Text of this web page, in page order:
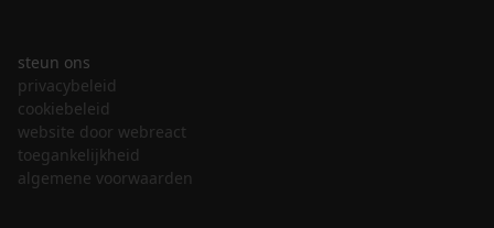
steun ons
privacybeleid
cookiebeleid
website door webreact
toegankelijkheid
algemene voorwaarden